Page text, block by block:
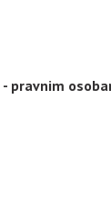
- pravnim